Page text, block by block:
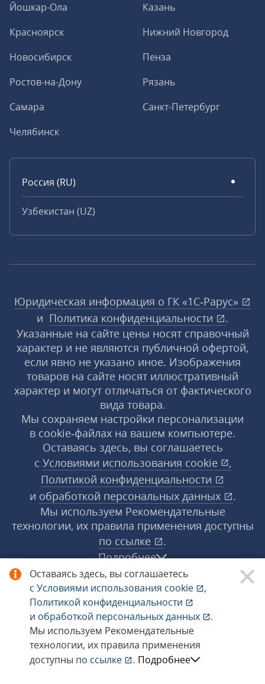
Оставаясь здесь, вы соглашаетесь
с Условиями использования cookie
,
Политикой конфиденциальности
и обработкой персональных данных
.
Мы используем Рекомендательные
технологии, их правила применения
доступны по ссылке . Подробнее
Йошкар-Ола
Казань
Красноярск
Нижний Новгород
Новосибирск
Пенза
Ростов-на-Дону
Рязань
Самара
Санкт-Петербург
Челябинск
Россия (RU)
Узбекистан (UZ)
Юридическая информация о ГК «1С‑Рарус»
и Политика конфиденциальности
.
Указанные на сайте цены носят справочный
характер и не являются публичной офертой,
если явно не указано иное. Изображения
товаров на сайте носят иллюстративный
характер и могут отличаться от фактического
вида товара.
Мы сохраняем настройки персонализации
в cookie‑файлах на вашем компьютере.
Оставаясь здесь, вы соглашаетесь
с Условиями использования cookie
,
Политикой конфиденциальности
и обработкой персональных данных
.
Мы используем Рекомендательные
технологии, их правила применения доступны
по ссылке
.
Подробнее
© 1998−2026 «1С‑Рарус» ®. Все права
защищены.
Сообщить об ошибке